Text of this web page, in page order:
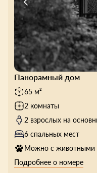
Панорамный дом
65 м²
2 комнаты
2 взрослых на
6 спальных мест
Можно с животными
Подробнее о номере